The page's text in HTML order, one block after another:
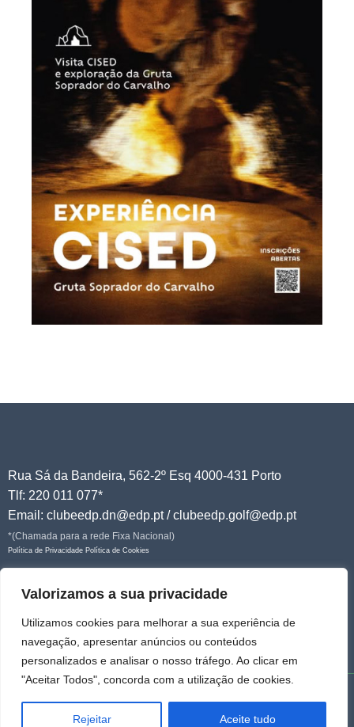
Valorizamos a sua privacidade
Utilizamos cookies para melhorar a sua experiência de
navegação, apresentar anúncios ou conteúdos
personalizados e analisar o nosso tráfego. Ao clicar em
"Aceitar Todos", concorda com a utilização de cookies.
Rejeitar Aceite tudo
Rua Sá da Bandeira, 562-2º Esq 4000-431 Porto
Tlf: 220 011 077*
Email: clubeedp.dn@edp.pt / clubeedp.golf@edp.pt
*(Chamada para a rede Fixa Nacional)
Política de Privacidade Política de Cookies